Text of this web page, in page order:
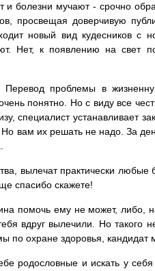
и болезни мучают - срочно
просвещая доверчивую
новый вид кудесников с
Нет, к появлению на свет
проблемы в
понятно. Но с виду все
специалист устанавливает
вам их решать не надо. За
вылечат практически
спасибо скажете!
помочь ему не может, либо,
вдруг вылечили. Но такого
по охране здоровья, кандидат
родословные и искать у